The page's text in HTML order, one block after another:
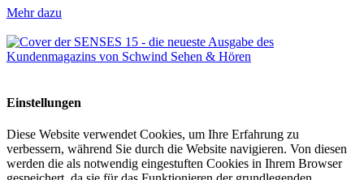
Mehr dazu
Einstellungen
Diese Website verwendet Cookies, um Ihre Erfahrung zu
verbessern, während Sie durch die Website navigieren. Von diesen
werden die als notwendig eingestuften Cookies in Ihrem Browser